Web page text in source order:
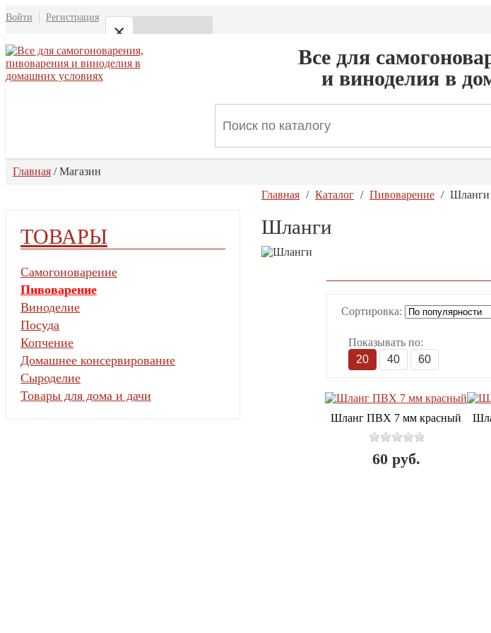
Войти Регистрация
×
Меню
О нас
Закрыть
Главная Магазин О нас Отзывы Доставка и
Все для
и виноделия в
Главная / Магазин
ТОВАРЫ
Самогоноварение
Пивоварение
Виноделие
Посуда
Копчение
Домашнее консервирование
Сыроделие
Товары для дома и дачи
Главная / Каталог / Пивоварение / Шланги
Шланги
Сортировка:
Показывать по:
20
40 60
Шланг ПВХ 7 мм красный
60 руб.